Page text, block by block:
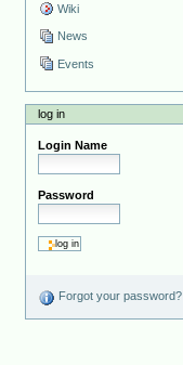
Wiki
News
Events
log in
Login Name
Password
Forgot your password?